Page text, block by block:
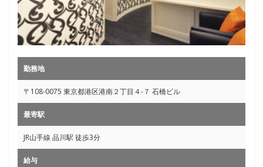
勤務地
〒108-0075 東京都港区港南２丁目４-７ 石橋ビル
最寄駅
JR山手線 品川駅 徒歩3分
給与